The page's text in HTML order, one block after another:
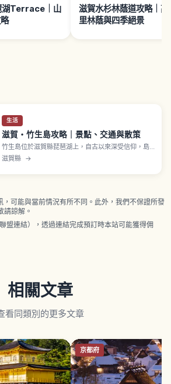
湖Terrace｜山
滋賀水杉林蔭道攻略｜
里林蔭與四季絕景
生活
滋賀・竹生島攻略｜景點、交通與散策
竹生島位於滋賀縣琵琶湖上，自古以來深受信仰，島
上有寶嚴寺與都久夫須麻神社。可從長濱港、今津
港、彥根港搭船前往。寶嚴寺相傳由僧人行基於神龜
元年（724年）開基，是西國三十三所第三十番札
滋賀縣 →
可能與當前情況有所不同。此外，我們不保證所發
請諒解。
盟連結），透過連結完成預訂時本站可能獲得佣
相關文章
看同類別的更多文章
京都府